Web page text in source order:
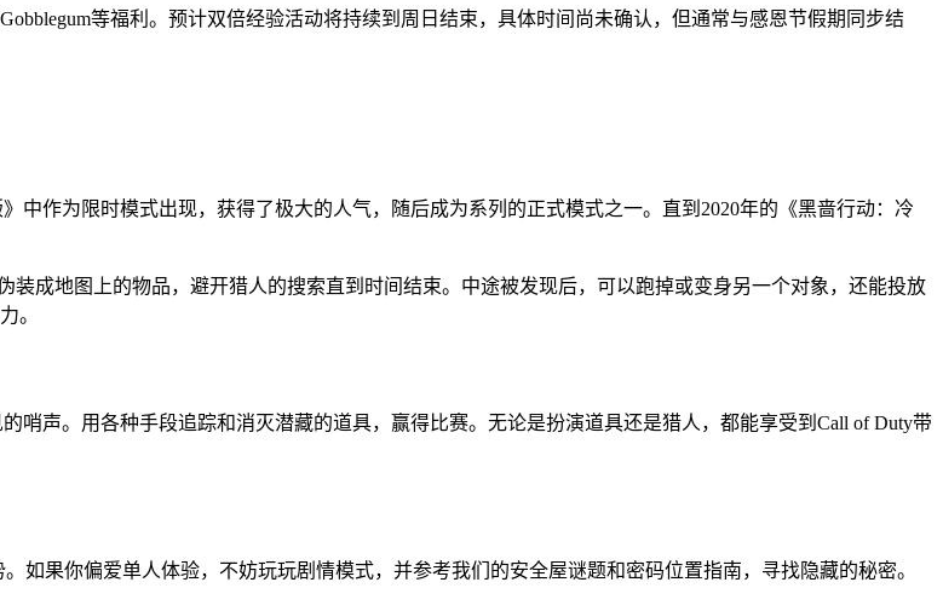
等福利。预计双倍经验活动将持续到周日结束，具体时间尚未确认，但通常与感恩节假期同步结
》中作为限时模式出现，获得了极大的人气，随后成为系列的正式模式之一。直到2020年的《黑啬行动：冷
装成地图上的物品，避开猎人的搜索直到时间结束。中途被发现后，可以跑掉或变身另一个对象，还能投放
。
哨声。用各种手段追踪和消灭潜藏的道具，赢得比赛。无论是扮演道具还是猎人，都能享受到Call of Duty带
如果你偏爱单人体验，不妨玩玩剧情模式，并参考我们的安全屋谜题和密码位置指南，寻找隐藏的秘密。